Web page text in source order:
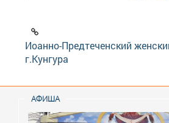
Иоанно-Предтеченский
г.Кунгура
АФИША